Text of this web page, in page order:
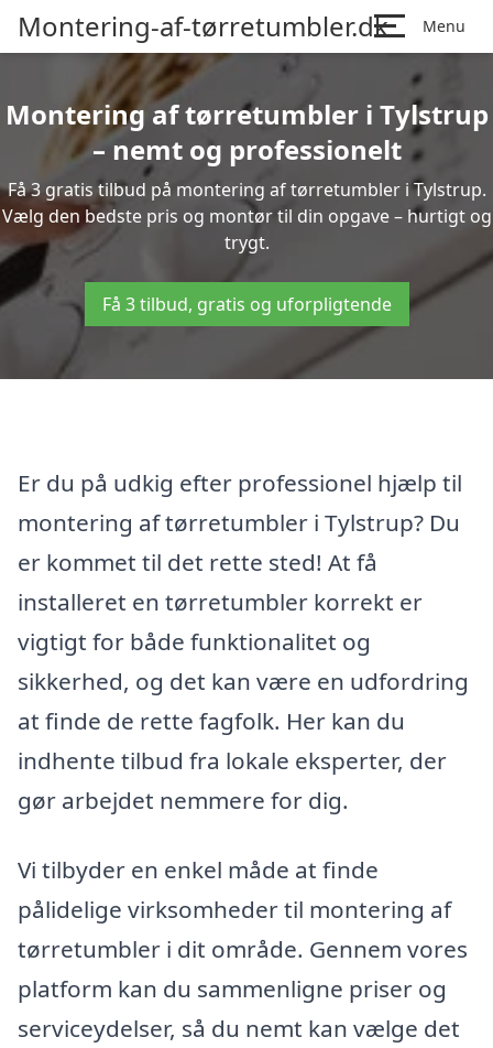
Montering-af-tørretumbler.dk Menu
Montering af tørretumbler i Tylstrup
– nemt og professionelt
Få 3 gratis tilbud på montering af tørretumbler i Tylstrup.
Vælg den bedste pris og montør til din opgave – hurtigt og
trygt.
Få 3 tilbud, gratis og uforpligtende
Er du på udkig efter professionel hjælp til
montering af tørretumbler i Tylstrup? Du
er kommet til det rette sted! At få
installeret en tørretumbler korrekt er
vigtigt for både funktionalitet og
sikkerhed, og det kan være en udfordring
at finde de rette fagfolk. Her kan du
indhente tilbud fra lokale eksperter, der
gør arbejdet nemmere for dig.
Vi tilbyder en enkel måde at finde
pålidelige virksomheder til montering af
tørretumbler i dit område. Gennem vores
platform kan du sammenligne priser og
serviceydelser, så du nemt kan vælge det